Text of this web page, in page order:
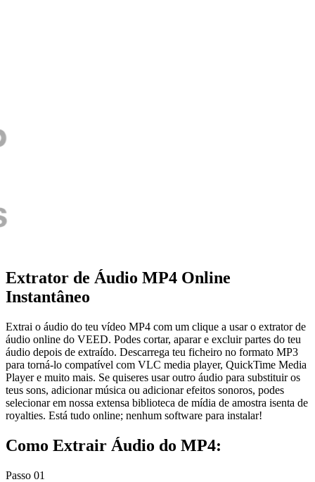
Extrator de Áudio MP4 Online
Instantâneo
Extrai o áudio do teu vídeo MP4 com um clique a usar o extrator de
áudio online do VEED. Podes cortar, aparar e excluir partes do teu
áudio depois de extraído. Descarrega teu ficheiro no formato MP3
para torná-lo compatível com VLC media player, QuickTime Media
Player e muito mais. Se quiseres usar outro áudio para substituir os
teus sons, adicionar música ou adicionar efeitos sonoros, podes
selecionar em nossa extensa biblioteca de mídia de amostra isenta de
royalties. Está tudo online; nenhum software para instalar!
Como Extrair Áudio do MP4:
Passo 01